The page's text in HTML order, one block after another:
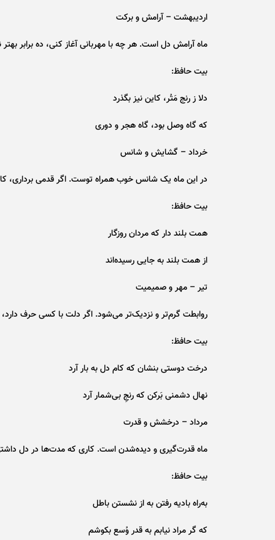
اردیبهشت – آرامش و برکت
ماه آرامش دل است. هر چه با مهربانی آغاز کنی، ده برابر
بیت حافظ:
دلا ز رنج مَتُر، کاین نیز بگذرد
که گاه وصل بود، گاه هجر و دوری
خرداد – گشایش و شانس
در این ماه یک شانس خوب همراه توست. اگر قدمی برداری،
بیت حافظ:
همت بلند دار که مردان روزگار
از همت بلند به جایی رسیده‌اند
تیر – مهر و صمیمیت
روابطت گرم‌تر و نزدیک‌تر می‌شود. اگر دلت با کسی حرف
بیت حافظ:
درخت دوستی بنشان که کام دل به بار آرد
نهال دشمنی بَرکن که رنجِ بی‌شمار آرد
مرداد – درخشش و قدرت
ماه قدرت‌گیری و دیده‌شدن است. کاری که مدت‌ها در دل
بیت حافظ:
به‌راه بادیه رفتن به از نشستن باطل
که گر مراد نیابم به قدر وُسع بکوشم